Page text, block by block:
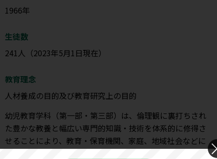
1966年
生徒数
241人（2023年5月1日現在）
教育理念
人材養成の目的及び教育研究上の目的
幼児教育学科（第一部・第三部）は、倫理観に裏打ちされ
た豊かな教養と幅広い専門的知識・技術を体系的に修得さ
せることにより、教育・保育機関、家庭、地域社会などに